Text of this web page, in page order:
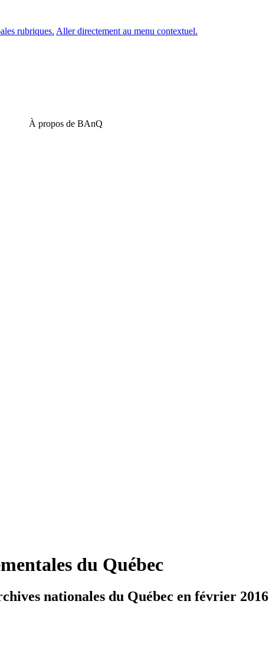
rubriques. Aller directement au menu contextuel.
À propos de BAnQ
du Québec
nationales du Québec en février 2016